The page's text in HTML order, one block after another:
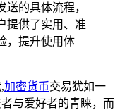
送的具体流程，
提供了实用、准
，提升使用体
加密货币交易犹如一
与爱好者的青睐，而